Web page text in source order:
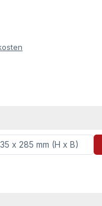
35 x 285 mm (H x B)